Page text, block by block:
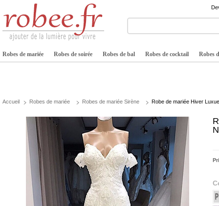
Robes de mariée Robes de soirée Robes de bal Robes de cocktail Robes
Accueil Robes de mariée Robes de mariée Sirène Robe de mariée Hiver